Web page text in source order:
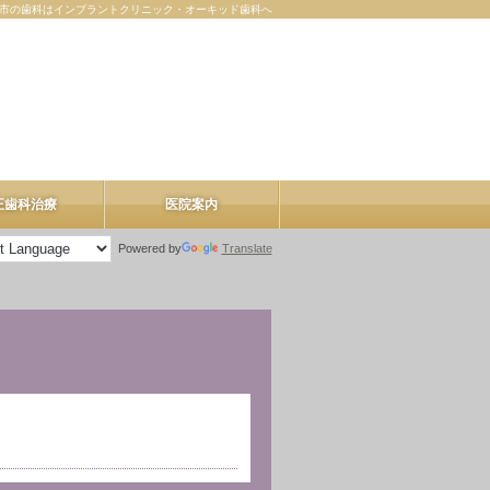
の歯科はインプラントクリニック・オーキッド歯科へ
歯科治療 医院案内
医院案内
Powered by Translate